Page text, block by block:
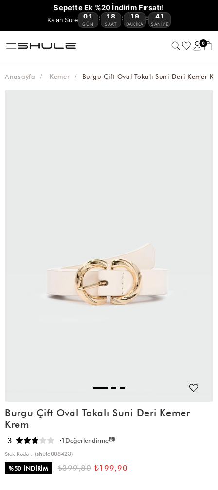
Sepette Ek %20 İndirim Fırsatı!
01
GÜN
: 18
SAAT
: 19
DAKIKA
: 41
SANIYE
0
KARTLIKLAR
AVANTAJLI
Anasayfa Kemer Burgu Çift Oval Tokalı Suni Deri Kemer
Burgu Çift Oval Tokalı Suni Deri Kemer
Krem
3 1 Değerlendirme📷
Stok Kodu
(shule008423)
%50 İNDIRIM ₺399,80 ₺199,90